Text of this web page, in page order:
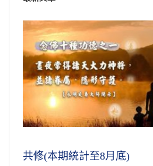
共修(本期統計至8月底)